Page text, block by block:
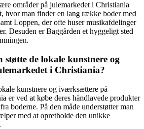
områder på julemarkedet i Christiania
hvor man finder en lang række boder med
Loppen, der ofte huser musikafdelinger
Desuden er Baggården et hyggeligt sted
de lokale kunstnere og
i Christiania?
kunstnere og iværksættere på
er ved at købe deres håndlavede produkter
boderne. På den måde understøtter man
med at opretholde den unikke